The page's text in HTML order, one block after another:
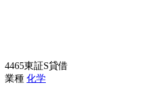
4465東証S貸借
業種 化学